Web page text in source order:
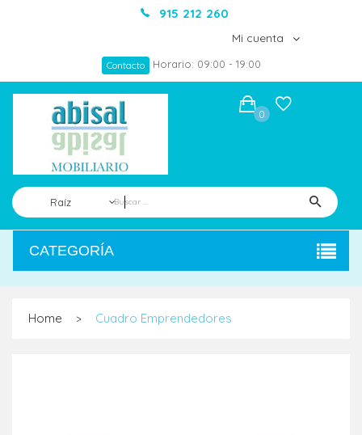
915 212 260
Mi cuenta
Contacto Horario: 09:00 - 19:00
Raíz
0
CATEGORÍA
Home > Cuadro Emprendedores